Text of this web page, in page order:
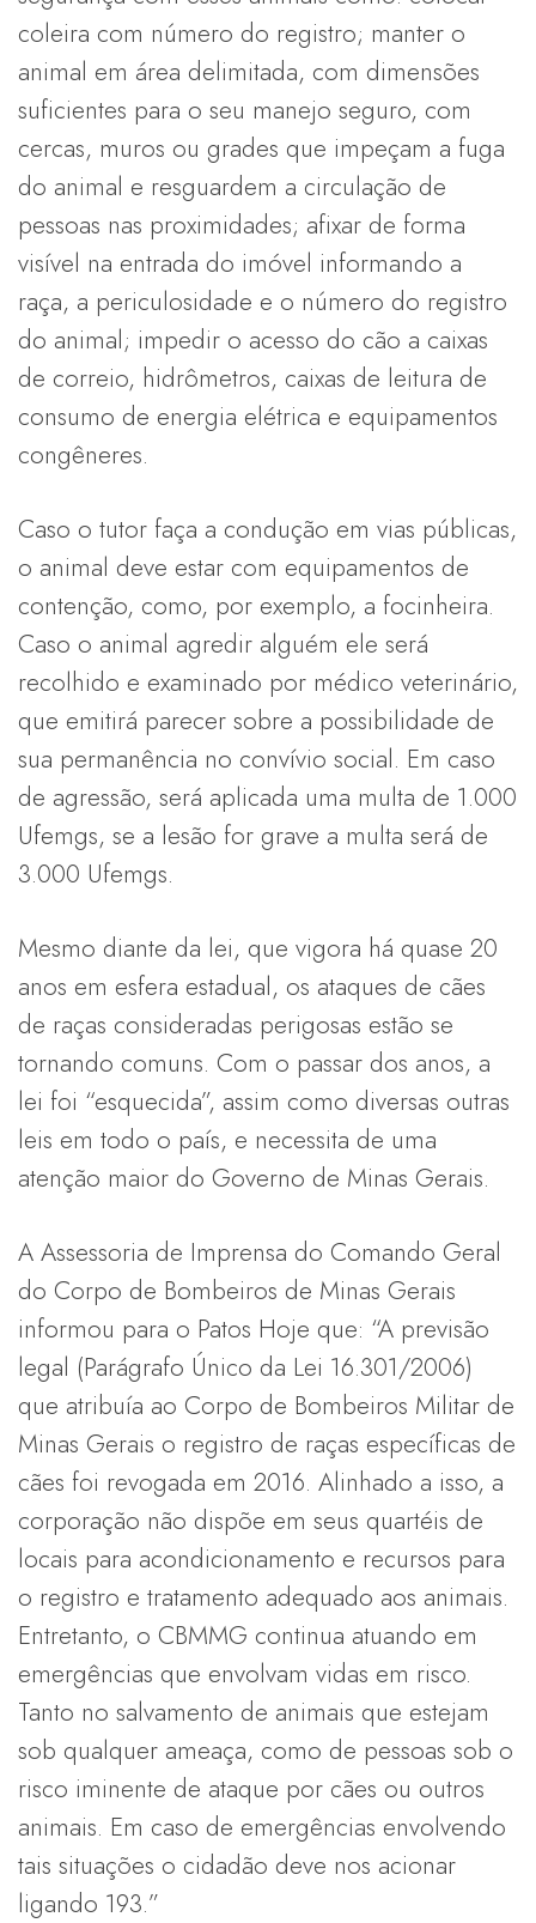
coleira com número do registro; manter o
animal em área delimitada, com dimensões
suficientes para o seu manejo seguro, com
cercas, muros ou grades que impeçam a fuga
do animal e resguardem a circulação de
pessoas nas proximidades; afixar de forma
visível na entrada do imóvel informando a
raça, a periculosidade e o número do registro
do animal; impedir o acesso do cão a caixas
de correio, hidrômetros, caixas de leitura de
consumo de energia elétrica e equipamentos
congêneres.
Caso o tutor faça a condução em vias públicas,
o animal deve estar com equipamentos de
contenção, como, por exemplo, a focinheira.
Caso o animal agredir alguém ele será
recolhido e examinado por médico veterinário,
que emitirá parecer sobre a possibilidade de
sua permanência no convívio social. Em caso
de agressão, será aplicada uma multa de 1.000
Ufemgs, se a lesão for grave a multa será de
3.000 Ufemgs.
Mesmo diante da lei, que vigora há quase 20
anos em esfera estadual, os ataques de cães
de raças consideradas perigosas estão se
tornando comuns. Com o passar dos anos, a
lei foi “esquecida”, assim como diversas outras
leis em todo o país, e necessita de uma
atenção maior do Governo de Minas Gerais.
A Assessoria de Imprensa do Comando Geral
do Corpo de Bombeiros de Minas Gerais
informou para o Patos Hoje que: “A previsão
legal (Parágrafo Único da Lei 16.301/2006)
que atribuía ao Corpo de Bombeiros Militar de
Minas Gerais o registro de raças específicas de
cães foi revogada em 2016. Alinhado a isso, a
corporação não dispõe em seus quartéis de
locais para acondicionamento e recursos para
o registro e tratamento adequado aos animais.
Entretanto, o CBMMG continua atuando em
emergências que envolvam vidas em risco.
Tanto no salvamento de animais que estejam
sob qualquer ameaça, como de pessoas sob o
risco iminente de ataque por cães ou outros
animais. Em caso de emergências envolvendo
tais situações o cidadão deve nos acionar
ligando 193.”